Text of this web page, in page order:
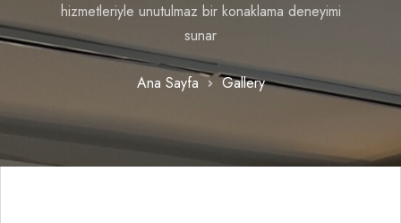
hizmetleriyle unutulmaz bir konaklama deneyimi
sunar
Ana Sayfa Gallery